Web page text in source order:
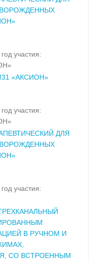
участия:
«АКСИОН»
участия:
ДЛЯ
участия:
В РУЧНОМ И
СО ВСТРОЕННЫМ